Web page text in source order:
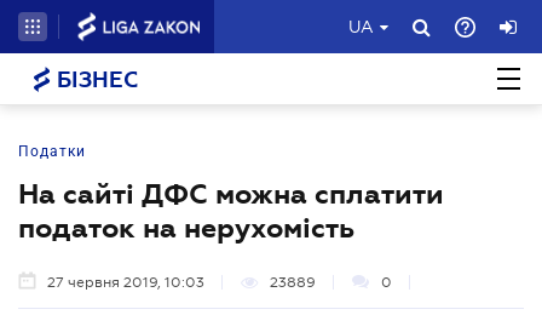
UA
БІЗНЕС
Податки
На сайті ДФС можна сплатити
податок на нерухомість
27 червня 2019, 10:03 23889 0